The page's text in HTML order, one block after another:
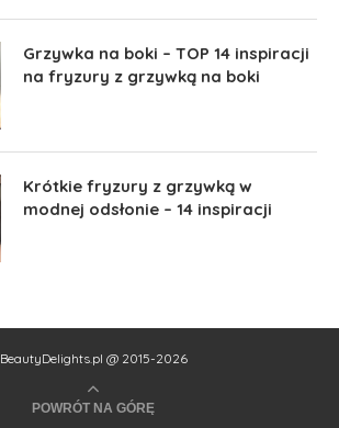
Grzywka na boki – TOP 14 inspiracji
na fryzury z grzywką na boki
Krótkie fryzury z grzywką w
modnej odsłonie – 14 inspiracji
BeautyDelights.pl @ 2015-2026
POWRÓT NA GÓRĘ